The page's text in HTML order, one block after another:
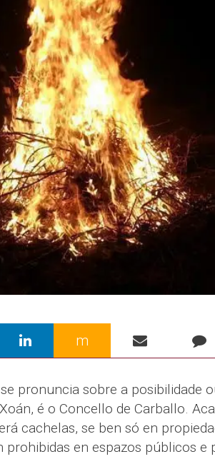
m
pronuncia sobre a posibilidade
é o Concello de Carballo.
cachelas, se ben só en
prohibidas en espazos públicos e